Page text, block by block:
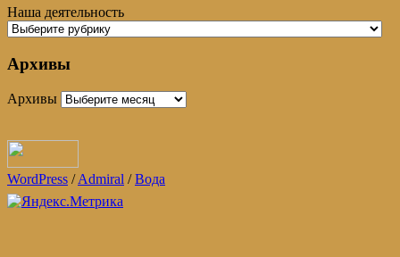
Наша деятельность
Архивы
Архивы
WordPress /Admiral /Вода